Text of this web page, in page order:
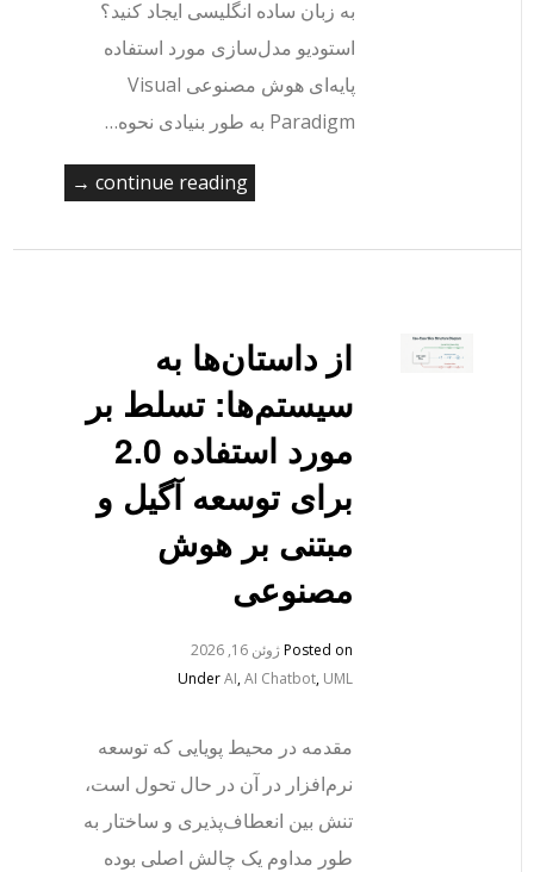
به زبان ساده انگلیسی ایجاد کنید؟
استودیو مدل‌سازی مورد استفاده
پایه‌ای هوش مصنوعی Visual
Paradigm به طور بنیادی نحوه…
continue reading →
از داستان‌ها به
سیستم‌ها: تسلط بر
مورد استفاده 2.0
برای توسعه آگیل و
مبتنی بر هوش
مصنوعی
Posted onژوئن 16, 2026
UnderAI, AI Chatbot,UML
مقدمه در محیط پویایی که توسعه
نرم‌افزار در آن در حال تحول است،
تنش بین انعطاف‌پذیری و ساختار به
طور مداوم یک چالش اصلی بوده